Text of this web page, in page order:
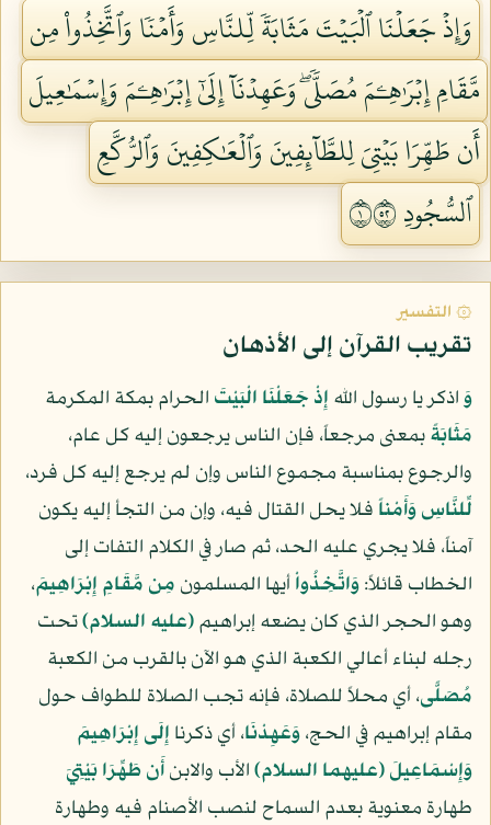
وَإِذۡ جَعَلۡنَا ٱلۡبَيۡتَ مَثَابَةٗ لِّلنَّاسِ وَأَمۡنٗا وَٱتَّخِذُواْ مِن
مَّقَامِ إِبۡرَٰهِـۧمَ مُصَلّٗىۖ وَعَهِدۡنَآ إِلَىٰٓ إِبۡرَٰهِـۧمَ وَإِسۡمَٰعِيلَ
أَن طَهِّرَا بَيۡتِيَ لِلطَّآئِفِينَ وَٱلۡعَٰكِفِينَ وَٱلرُّكَّعِ
ٱلسُّجُودِ ١٢٥
۞ التفسير
تقريب القرآن إلى الأذهان
وَاذكر يا رسول الله إِذْ جَعَلْنَا الْبَيْتَ الحرام بمكة المكرمة
مَثَابَةًبمعنى مرجعاً، فإن الناس يرجعون إليه كل عام،
والرجوع بمناسبة مجموع الناس وإن لم يرجع إليه كل فرد،
لِّلنَّاسِ وَأَمْناً فلا يحل القتال فيه، وإن من التجأ إليه يكون
آمناً، فلا يجري عليه الحد، ثم صار في الكلام التفات إلى
الخطاب قائلاً:وَاتَّخِذُواْأيها المسلمون مِن مَّقَامِ إِبْرَاهِيمَ،
وهو الحجر الذي كان يضعه إبراهيم(عليه السلام)تحت
رجله لبناء أعالي الكعبة الذي هو الآن بالقرب من الكعبة
مُصَلًّى، أي محلاً للصلاة، فإنه تجب الصلاة للطواف حول
مقام إبراهيم في الحج،وَعَهِدْنَا، أي ذكرنا إِلَى إِبْرَاهِيمَ
وَإِسْمَاعِيلَ(عليهما السلام)الأب والابنأَن طَهِّرَا بَيْتِيَ
طهارة معنوية بعدم السماح لنصب الأصنام فيه وطهارة